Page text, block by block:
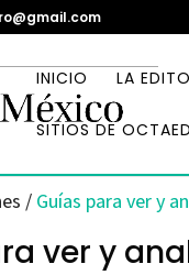
INICIO LA
SITIOS DE
/ Guías para ver y
ver y